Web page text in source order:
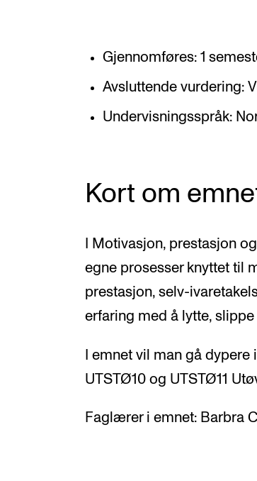
Gjennomføres: 1
Avsluttende vurdering:
Undervisningsspråk:
Kort om
I Motivasjon, prestasjon
egne prosesser knyttet til
prestasjon, selv-
erfaring med å lytte,
I emnet vil man gå
UTSTØ10 og UTSTØ11
Faglærer i emnet: Barbra